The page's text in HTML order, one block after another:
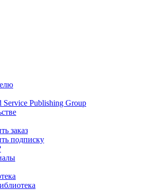
Service Publishing Group
заказ
подписку